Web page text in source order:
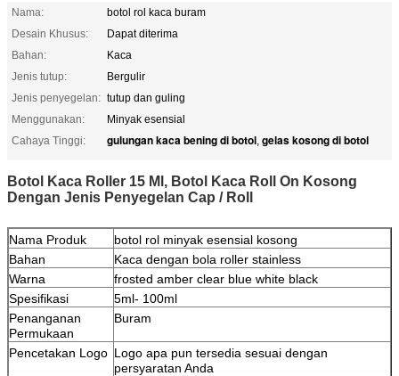
Nama:
botol rol kaca buram
Desain Khusus:
Dapat diterima
Bahan:
Kaca
Jenis tutup:
Bergulir
Jenis penyegelan: tutup dan guling
Menggunakan:
Minyak esensial
Cahaya Tinggi:
gulungan kaca bening di botol, gelas kosong di botol
Botol Kaca Roller 15 Ml, Botol Kaca Roll On Kosong
Dengan Jenis Penyegelan Cap / Roll
Nama Produk
botol rol minyak esensial kosong
Bahan
Kaca dengan bola roller stainless
Warna
frosted amber clear blue white black
Spesifikasi
5ml- 100ml
Penanganan
Permukaan
Buram
Pencetakan Logo Logo apa pun tersedia sesuai dengan
persyaratan Anda